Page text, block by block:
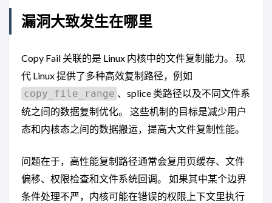
漏洞大致发生在哪里
Copy Fail 关联的是 Linux 内核中的文件复制能力。 现
代 Linux 提供了多种高效复制路径，例如
copy_file_range 、splice 类路径以及不同文件系
统之间的数据复制优化。 这些机制的目标是减少用户
态和内核态之间的数据搬运，提高大文件复制性能。
问题在于，高性能复制路径通常会复用页缓存、文件
偏移、权限检查和文件系统回调。 如果其中某个边界
条件处理不严，内核可能在错误的权限上下文里执行